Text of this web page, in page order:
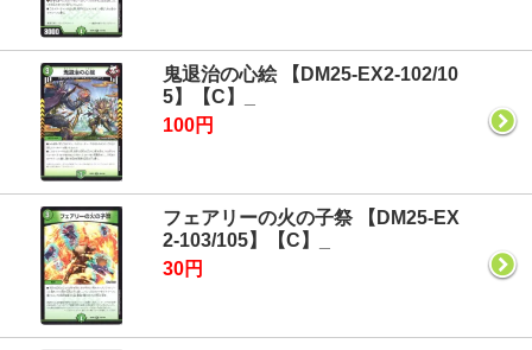
鬼退治の心絵 【DM25-EX2-102/10
5】【C】_
100円
フェアリーの火の子祭 【DM25-EX
2-103/105】【C】_
30円